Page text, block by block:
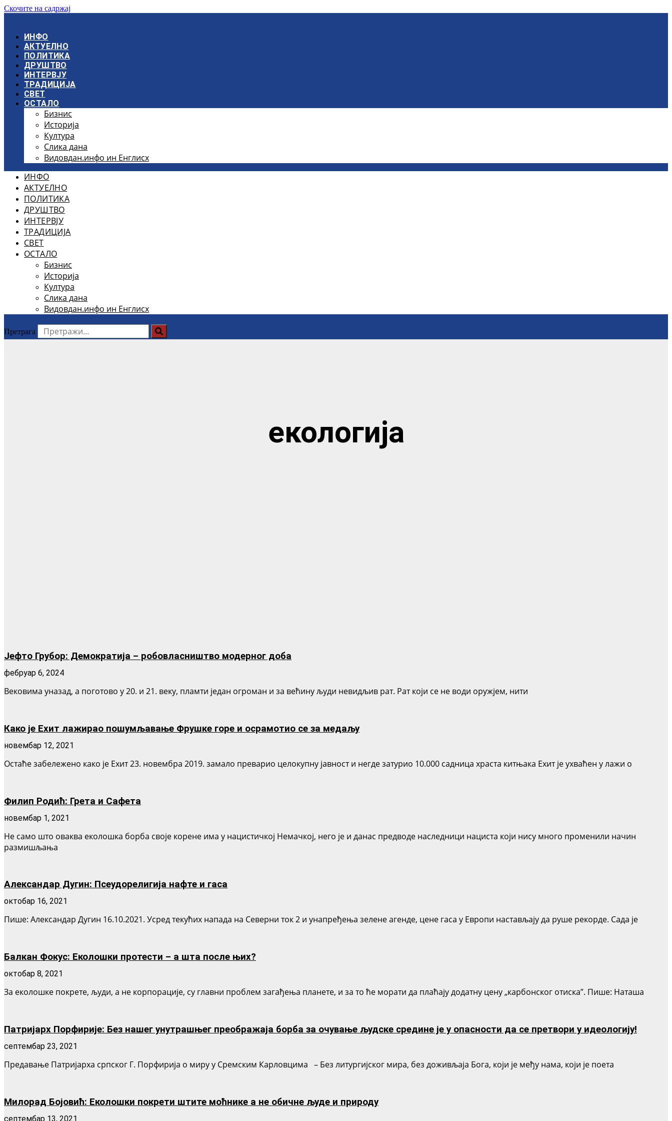
Скочите на садржај
ИНФО
АКТУЕЛНО
ПОЛИТИКА
ДРУШТВО
ИНТЕРВЈУ
ТРАДИЦИЈА
СВЕТ
ОСТАЛО
Бизнис
Историја
Култура
Слика дана
Видовдан.инфо ин Енглисх
ИНФО
АКТУЕЛНО
ПОЛИТИКА
ДРУШТВО
ИНТЕРВЈУ
ТРАДИЦИЈА
СВЕТ
ОСТАЛО
Бизнис
Историја
Култура
Слика дана
Видовдан.инфо ин Енглисх
Претрага
екологија
Јефто Грубор: Демократија – робовласништво модерног доба
фебруар 6, 2024
Вековима уназад, а поготово у 20. и 21. веку, пламти један огроман и за већину људи невидљив рат. Рат који се не води оружјем, нити
Како је Еxит лажирао пошумљавање Фрушке горе и осрамотио се за медаљу
новембар 12, 2021
Остаће забележено како је Еxит 23. новембра 2019. замало преварио целокупну јавност и негде затурио 10.000 садница храста китњака Еxит је ухваћен у лажи о
Филип Родић: Грета и Сафета
новембар 1, 2021
Не само што оваква еколошка борба своје корене има у нацистичкој Немачкој, него је и данас предводе наследници нациста који нису много променили начин
размишљања
Александар Дугин: Псеудорелигија нафте и гаса
октобар 16, 2021
Пише: Александар Дугин 16.10.2021. Усред текућих напада на Северни ток 2 и унапређења зелене агенде, цене гаса у Европи настављају да руше рекорде. Сада је
Балкан Фокус: Еколошки протести – а шта после њих?
октобар 8, 2021
За еколошке покрете, људи, а не корпорације, су главни проблем загађења планете, и за то ће морати да плаћају додатну цену „карбонског отиска”. Пише: Наташа
Патријарх Порфирије: Без нашег унутрашњег преображаја борба за очување људске средине је у опасности да се претвори у идеологију!
септембар 23, 2021
Предавање Патријарха српског Г. Порфирија о миру у Сремским Карловцима – Без литургијског мира, без доживљаја Бога, који је међу нама, који је поета
Милорад Бојовић: Еколошки покрети штите моћнике а не обичне људе и природу
септембар 13, 2021